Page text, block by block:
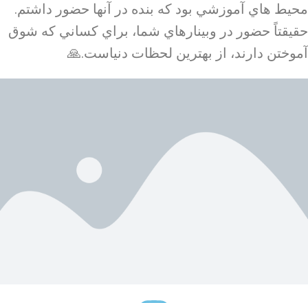
محيط هاي آموزشي بود كه بنده در آنها حضور داشتم.
حقيقتاً حضور در وبينارهاي شما، براي كساني كه شوق
آموختن دارند، از بهترين لحظات دنياست.🙏